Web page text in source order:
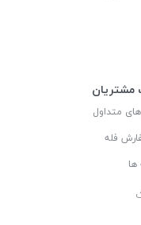
مشتریان
متداول
فله
ها